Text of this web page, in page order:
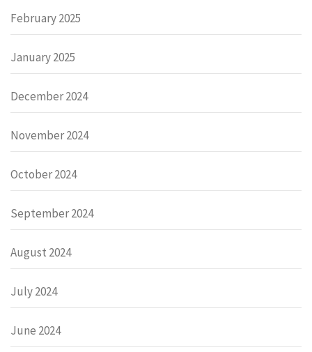
February 2025
January 2025
December 2024
November 2024
October 2024
September 2024
August 2024
July 2024
June 2024